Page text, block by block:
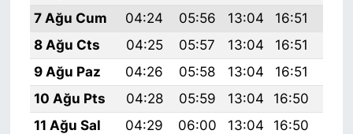
7 Ağu Cum
04:24 05:56 13:04 16:51
8 Ağu Cts
04:25 05:57 13:04 16:51
9 Ağu Paz
04:26 05:58 13:04 16:51
10 Ağu Pts
04:28 05:59 13:04 16:50
11 Ağu Sal
04:29 06:00 13:04 16:50